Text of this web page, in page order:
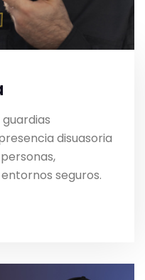
disuasoria
seguros.